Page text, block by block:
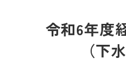
令和6年度
（下